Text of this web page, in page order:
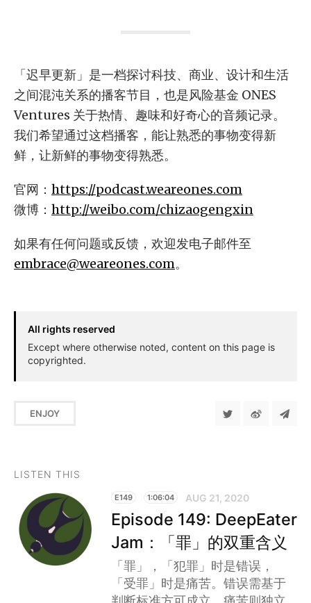
「迟早更新」是一档探讨科技、商业、设计和生活
之间混沌关系的播客节目，也是风险基金 ONES
Ventures 关于热情、趣味和好奇心的音频记录。
我们希望通过这档播客，能让熟悉的事物变得新
鲜，让新鲜的事物变得熟悉。
官网： https://podcast.weareones.com
微博： http://weibo.com/chizaogengxin
如果有任何问题或反馈，欢迎发电子邮件至
embrace@weareones.com。
All rights reserved
Except where otherwise noted, content on this page is
copyrighted.
ENJOY
LISTEN THIS
E149 1:06:04 AUG 21, 2020
Episode 149: DeepEater
Jam：「罪」的双重含义
「罪」，「犯罪」时是错误，
「受罪」时是痛苦。错误需基于